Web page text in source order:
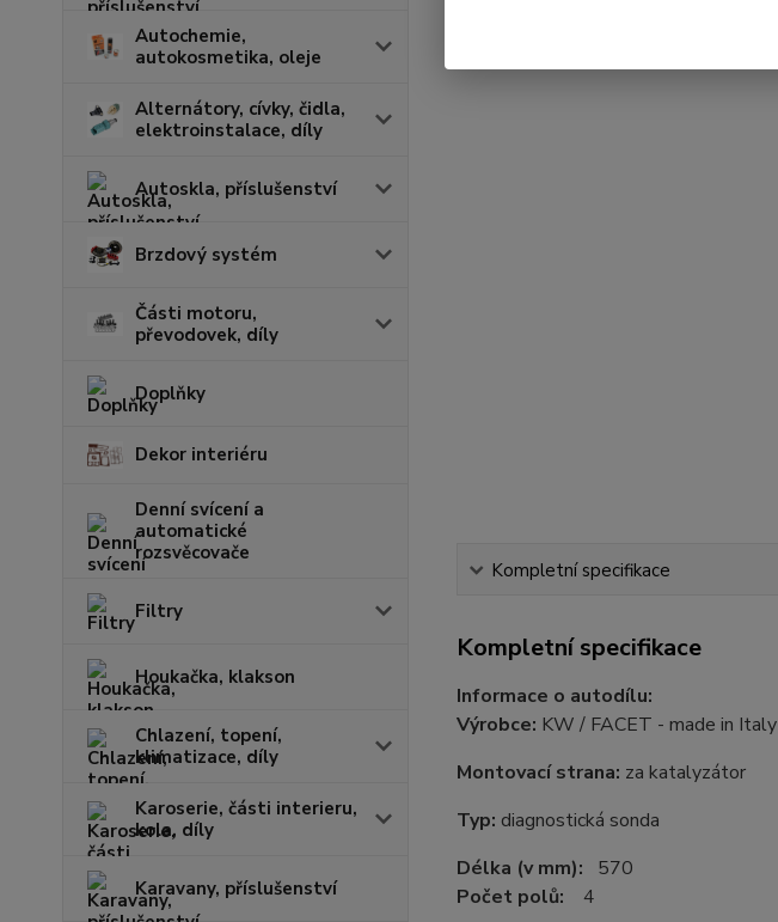
Autochemie,
autokosmetika, oleje
Alternátory, cívky, čidla,
elektroinstalace, díly
Autoskla, příslušenství
Brzdový systém
Části motoru,
převodovek, díly
Doplňky
Dekor interiéru
Denní svícení a
automatické
rozsvěcovače
Filtry
Houkačka, klakson
Chlazení, topení,
klimatizace, díly
Karoserie, části interieru,
kola, díly
Karavany, příslušenství
Kompletní specifikace
Kompletní specifikace
Informace o autodílu:
Výrobce: KW / FACET - made in Italy
Montovací strana: za katalyzátor
Typ: diagnostická sonda
Délka (v mm): 570
Počet polů:
4